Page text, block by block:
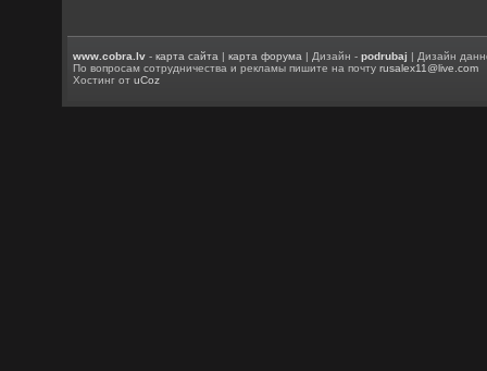
www.cobra.lv -карта сайта |карта форума | Дизайн -podrubaj | Дизайн
По вопросам сотрудничества и рекламы пишите на почтуrusalex11@live.com
Хостинг отuCoz